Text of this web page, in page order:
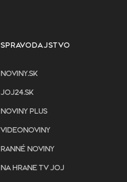
SPRAVODAJSTVO
NOVINY.SK
JOJ24.SK
NOVINY PLUS
VIDEONOVINY
RANNÉ NOVINY
NA HRANE TV JOJ